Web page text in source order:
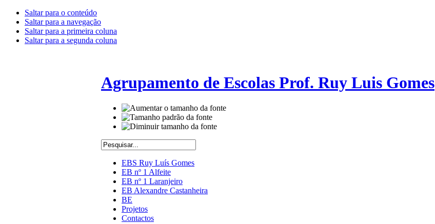
Saltar para o conteúdo
Saltar para a navegação
Saltar para a primeira coluna
Saltar para a segunda coluna
Agrupamento de Escolas Prof. Ruy Luis Gomes
EBS Ruy Luís Gomes
EB nº 1 Alfeite
EB nº 1 Laranjeiro
EB Alexandre Castanheira
BE
Projetos
Contactos